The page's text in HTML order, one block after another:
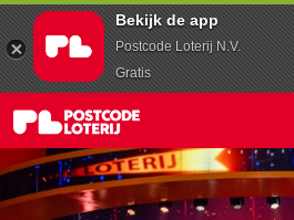
Bekijk de app
Postcode Loterij N.V.
Gratis